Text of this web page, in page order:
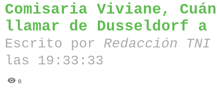
Comisaria Viviane,
llamar de Dusseldorf a
Escrito por Redacción
las 19:33:33
0